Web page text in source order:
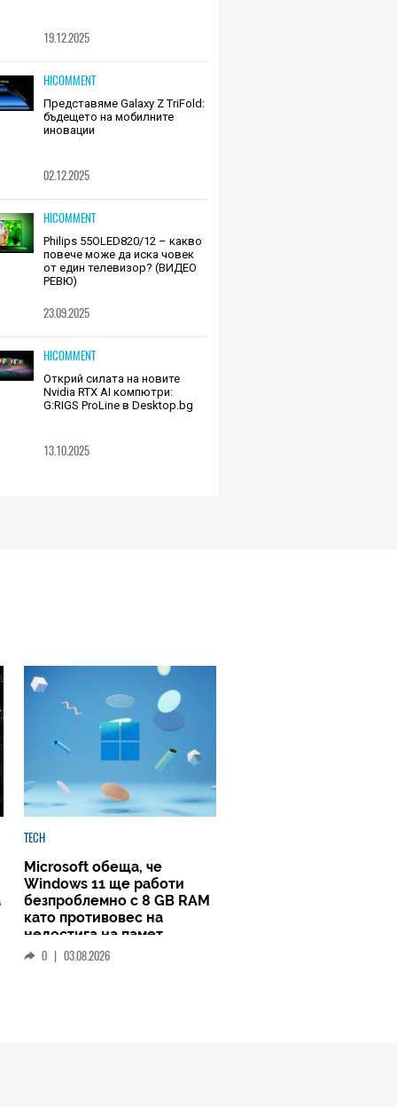
19.12.2025
HICOMMENT
Представяме Galaxy Z TriFold:
бъдещето на мобилните
иновации
02.12.2025
HICOMMENT
Philips 55OLED820/12 – какво
повече може да иска човек
от един телевизор? (ВИДЕО
РЕВЮ)
23.09.2025
HICOMMENT
Открий силата на новите
Nvidia RTX AI компютри:
G:RIGS ProLine в Desktop.bg
13.10.2025
TECH
Microsoft обеща, че
Windows 11 ще работи
безпроблемно с 8 GB RAM
като противовес на
недостига на памет
0 | 03.08.2026